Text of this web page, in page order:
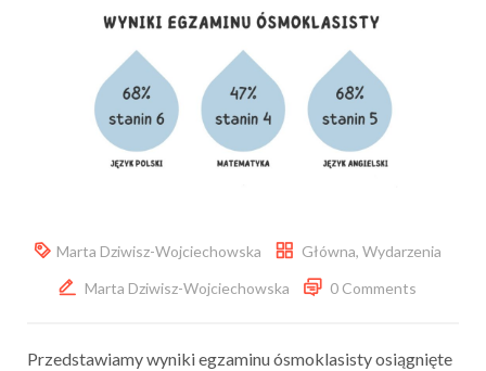
Marta Dziwisz-Wojciechowska Główna, Wydarzenia
Marta Dziwisz-Wojciechowska
0 Comments
Przedstawiamy wyniki egzaminu ósmoklasisty osiągnięte